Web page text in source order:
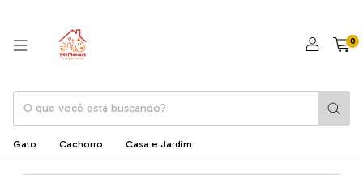
0
Gato Cachorro Casa e Jardim